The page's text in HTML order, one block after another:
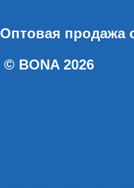
Оптовая продажа
© BONA 2026